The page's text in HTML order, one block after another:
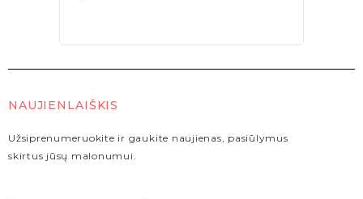
NAUJIENLAIŠKIS
Užsiprenumeruokite ir gaukite naujienas, pasiūlymus
skirtus jūsų malonumui.